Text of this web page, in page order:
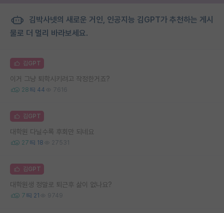
김박사넷의 새로운 거인, 인공지능 김GPT가 추천하는 게시
물로 더 멀리 바라보세요.
김GPT
이거 그냥 퇴학시키려고 작정한거죠?
28 44 7616
김GPT
대학원 다닐수록 후회만 되네요
27 18 27531
김GPT
대학원생 정말로 퇴근후 삶이 없나요?
7 21 9749